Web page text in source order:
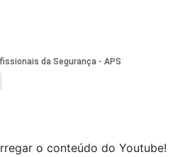
o conteúdo do Youtube!